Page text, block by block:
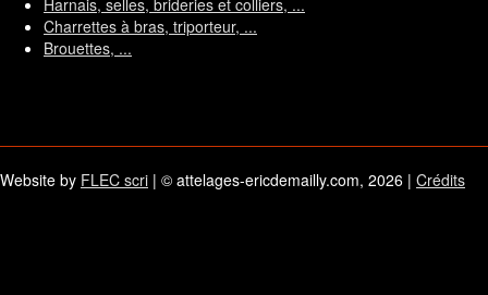
Charrettes à bras, triporteur, ...
Brouettes, ...
Website by FLEC scri | © attelages-ericdemailly.com, 2026 | Crédits